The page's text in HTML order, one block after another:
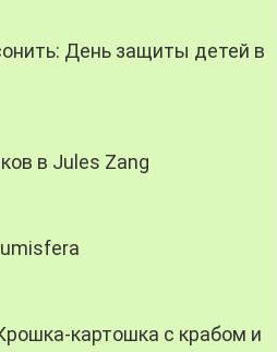
День защиты детей в
в Jules Zang
картошка с крабом и